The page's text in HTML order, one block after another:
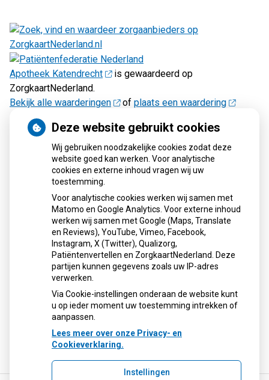
Apotheek Katendrecht
is gewaardeerd op
ZorgkaartNederland.
Bekijk alle waarderingen
of plaats een waardering
MijnGezondheid.net
Deze website gebruikt cookies
Wij gebruiken noodzakelijke cookies zodat deze
website goed kan werken. Voor analytische
cookies en externe inhoud vragen wij uw
toestemming.
Voor analytische cookies werken wij samen met
Matomo en Google Analytics. Voor externe inhoud
werken wij samen met Google (Maps, Translate
en Reviews), YouTube, Vimeo, Facebook,
Instagram, X (Twitter), Qualizorg,
Patiëntenvertellen en ZorgkaartNederland. Deze
partijen kunnen gegevens zoals uw IP-adres
verwerken.
Via Cookie-instellingen onderaan de website kunt
u op ieder moment uw toestemming intrekken of
aanpassen.
Lees meer over onze Privacy- en
Cookieverklaring.
Instellingen